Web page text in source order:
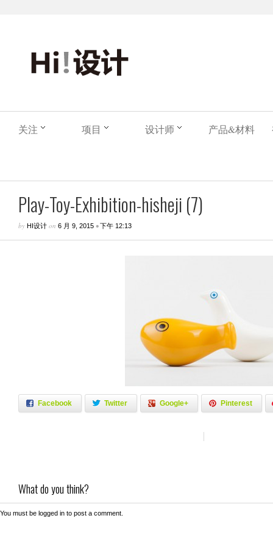
关注 项目 设计师 产品&材料
Play-Toy-Exhibition-hisheji (7)
by HI设计 on 6 月 9, 2015 •下午 12:13
Facebook Twitter Google+ Pinterest
What do you think?
You must be logged in to post a comment.